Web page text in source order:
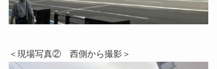
＜現場写真② 西側から撮影＞